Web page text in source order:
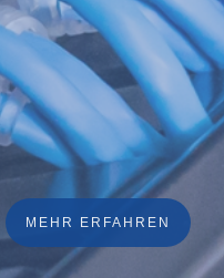
MEHR ERFAHREN